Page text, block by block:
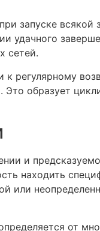
запуске всякой
удачного
сетей.
регулярному
образует
и
находить
или
от